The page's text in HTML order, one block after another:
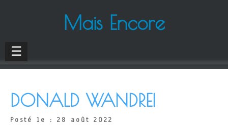
Mais Encore
☰
DONALD WANDREI
Posté le : 28 août 2022